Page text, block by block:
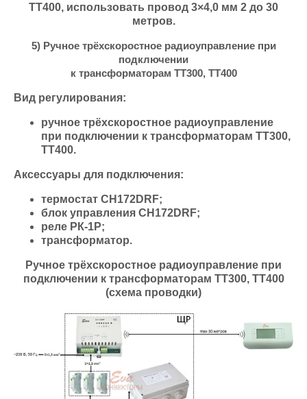
ТТ400, использовать провод 3×4,0 мм 2 до 30
метров.
5) Ручное трёхскоростное радиоуправление при
подключении
к трансформаторам ТТ300, ТТ400
Вид регулирования:
ручное трёхскоростное радиоуправление
при подключении к трансформаторам ТТ300,
ТТ400.
Аксессуары для подключения:
термостат СН172DRF;
блок управления СН172DRF;
реле РК-1Р;
трансформатор.
Ручное трёхскоростное радиоуправление при
подключении к трансформаторам ТТ300, ТТ400
(схема проводки)